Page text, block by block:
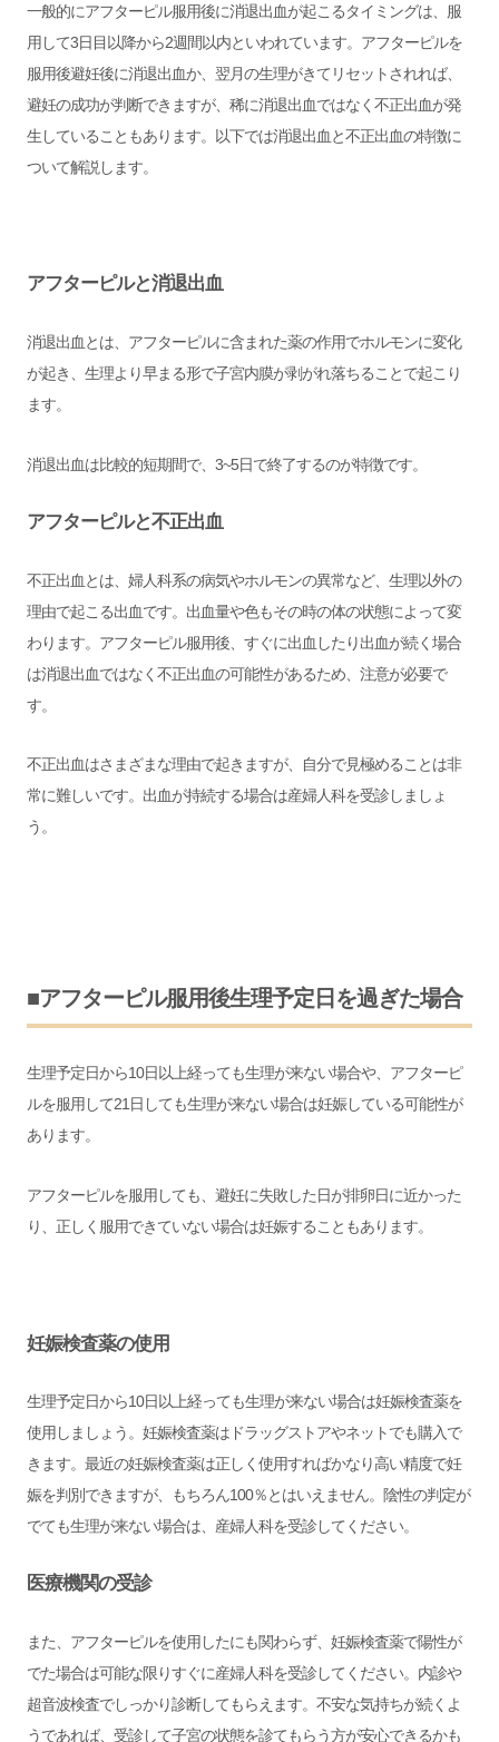
一般的にアフターピル服用後に消退出血が起こるタイミングは、服
用して3日目以降から2週間以内といわれています。アフターピルを
服用後避妊後に消退出血か、翌月の生理がきてリセットされれば、
避妊の成功が判断できますが、稀に消退出血ではなく不正出血が発
生していることもあります。以下では消退出血と不正出血の特徴に
ついて解説します。
アフターピルと消退出血
消退出血とは、アフターピルに含まれた薬の作用でホルモンに変化
が起き、生理より早まる形で子宮内膜が剥がれ落ちることで起こり
ます。
消退出血は比較的短期間で、3~5日で終了するのが特徴です。
アフターピルと不正出血
不正出血とは、婦人科系の病気やホルモンの異常など、生理以外の
理由で起こる出血です。出血量や色もその時の体の状態によって変
わります。アフターピル服用後、すぐに出血したり出血が続く場合
は消退出血ではなく不正出血の可能性があるため、注意が必要で
す。
不正出血はさまざまな理由で起きますが、自分で見極めることは非
常に難しいです。出血が持続する場合は産婦人科を受診しましょ
う。
■アフターピル服用後生理予定日を過ぎた場合
生理予定日から10日以上経っても生理が来ない場合や、 アフターピ
ルを服用して21日しても生理が来ない場合は妊娠している可能性が
あります。
アフターピルを服用しても、避妊に失敗した日が排卵日に近かった
り、正しく服用できていない場合は妊娠することもあります。
妊娠検査薬の使用
生理予定日から10日以上経っても生理が来ない場合は妊娠検査薬を
使用しましょう。妊娠検査薬はドラッグストアやネットでも購入で
きます。最近の妊娠検査薬は正しく使用すればかなり高い精度で妊
娠を判別できますが、もちろん100％とはいえません。陰性の判定が
でても生理が来ない場合は、産婦人科を受診してください。
医療機関の受診
また、アフターピルを使用したにも関わらず、妊娠検査薬で陽性が
でた場合は可能な限りすぐに産婦人科を受診してください。内診や
超音波検査でしっかり診断してもらえます。不安な気持ちが続くよ
うであれば、受診して子宮の状態を診てもらう方が安心できるかも